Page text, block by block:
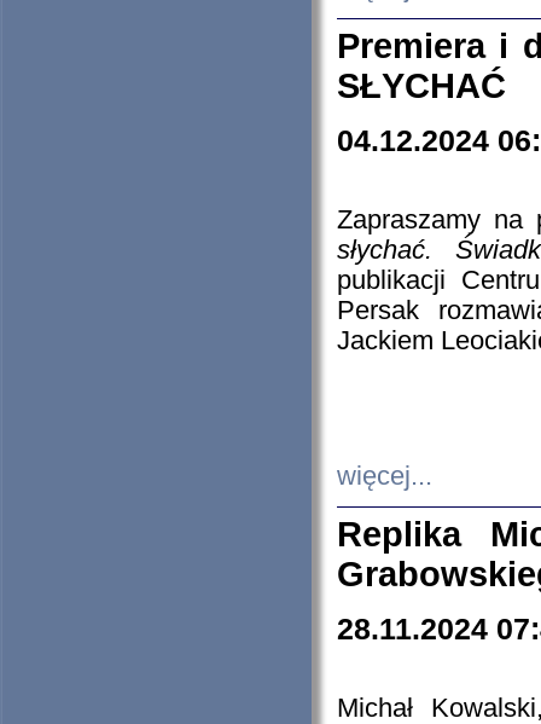
Premiera i
SŁYCHAĆ
04.12.2024
Zapraszamy
słychać.
publikacji
Persak
Jackiem
więcej...
Replika
28.11.2024
Michał